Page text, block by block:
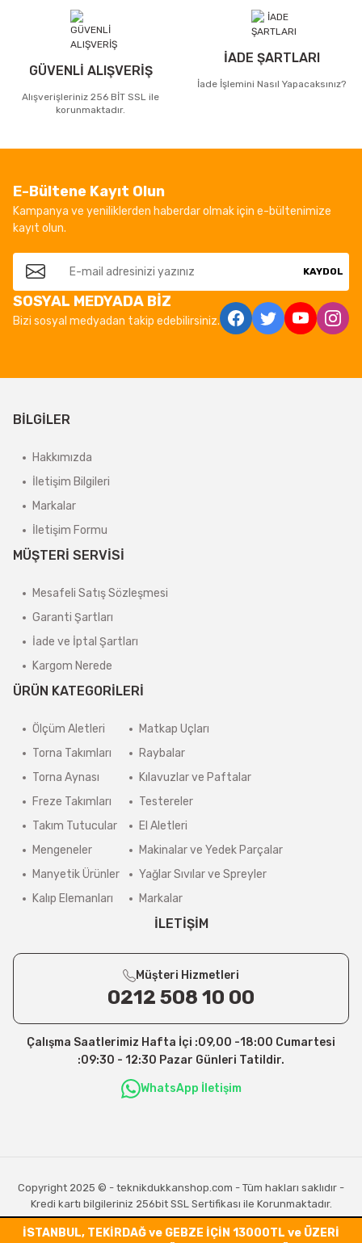
GÜVENLİ ALIŞVERİŞ
Alışverişleriniz 256 BİT SSL ile
korunmaktadır.
İADE ŞARTLARI
İade İşlemini Nasıl Yapacaksınız?
E-Bültene Kayıt Olun
Kampanya ve yeniliklerden haberdar olmak için e-bültenimize
kayıt olun.
KAYDOL
SOSYAL MEDYADA BİZ
Bizi sosyal medyadan takip edebilirsiniz.
BİLGİLER
Hakkımızda
İletişim Bilgileri
Markalar
İletişim Formu
MÜŞTERİ SERVİSİ
Mesafeli Satış Sözleşmesi
Garanti Şartları
İade ve İptal Şartları
Kargom Nerede
ÜRÜN KATEGORİLERİ
Ölçüm Aletleri
Torna Takımları
Torna Aynası
Freze Takımları
Takım Tutucular
Mengeneler
Manyetik Ürünler
Kalıp Elemanları
Matkap Uçları
Raybalar
Kılavuzlar ve Paftalar
Testereler
El Aletleri
Makinalar ve Yedek Parçalar
Yağlar Sıvılar ve Spreyler
Markalar
İLETİŞİM
Müşteri Hizmetleri
0212 508 10 00
Çalışma Saatlerimiz Hafta İçi :09,00 -18:00 Cumartesi
:09:30 - 12:30 Pazar Günleri Tatildir.
WhatsApp İletişim
Copyright 2025 © - teknikdukkanshop.com - Tüm hakları saklıdır -
Kredi kartı bilgileriniz 256bit SSL Sertifikası ile Korunmaktadır.
İSTANBUL, TEKİRDAĞ ve GEBZE İÇİN 13000TL ve ÜZERİ